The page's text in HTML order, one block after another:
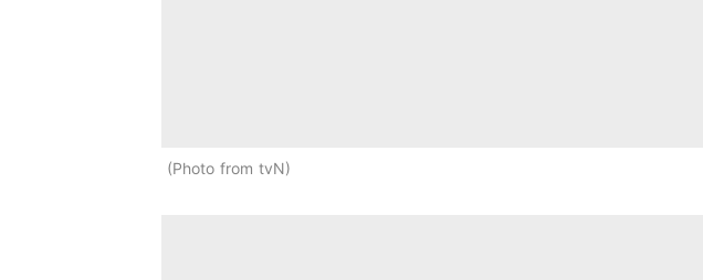
Photo from tvN